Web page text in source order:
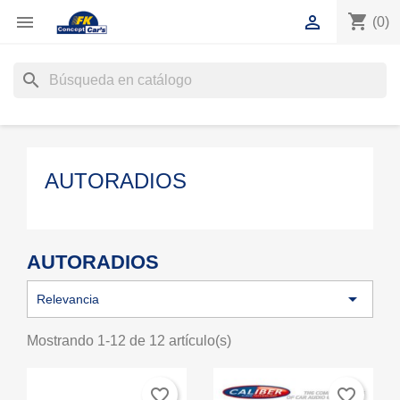
 shopping_cart (0)

search
AUTORADIOS
AUTORADIOS
Relevancia 
Mostrando 1-12 de 12 artículo(s)
favorite_border favorite_border